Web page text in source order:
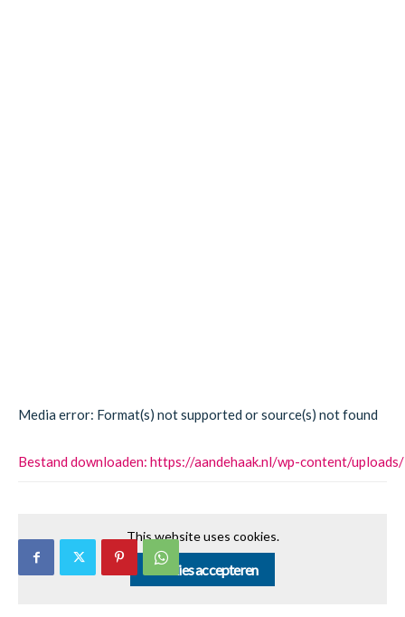
Media error: Format(s) not supported or source(s) not found
Bestand downloaden: https://aandehaak.nl/wp-content/
This website uses cookies.
Cookies accepteren